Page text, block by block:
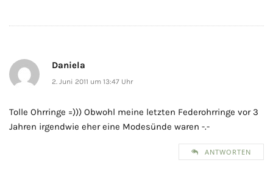
Daniela
2. Juni 2011 um 13:47 Uhr
Tolle Ohrringe =))) Obwohl meine letzten Federohrringe vor 3
Jahren irgendwie eher eine Modesünde waren -.-
ANTWORTEN